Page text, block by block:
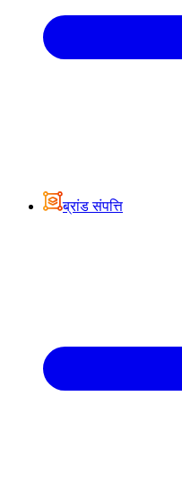
ब्रांड संपत्ति